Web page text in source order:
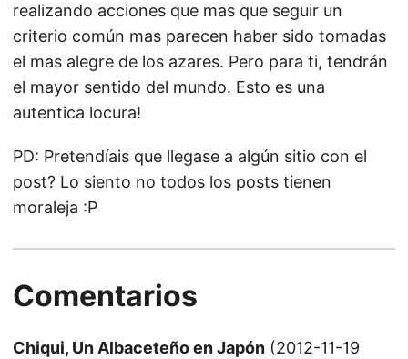
realizando acciones que mas que seguir un
criterio común mas parecen haber sido tomadas
el mas alegre de los azares. Pero para ti, tendrán
el mayor sentido del mundo. Esto es una
autentica locura!
PD: Pretendíais que llegase a algún sitio con el
post? Lo siento no todos los posts tienen
moraleja :P
Comentarios
Chiqui, Un Albaceteño en Japón (2012-11-19